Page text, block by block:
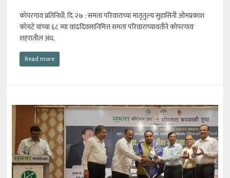
कोपरगाव प्रतिनिधी, दि. २७ : समता परिवाराच्या मातृतुल्य सुहासिनी ओमप्रकाश
कोयटे यांच्या ६८ व्या वाढदिवसानिमित्त समता परिवाराच्यावतीने कोपरगाव
शहरातील अंध,
Read more